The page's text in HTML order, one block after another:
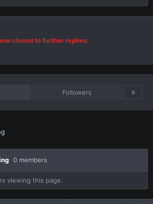
closed to further replies.
Followers 0
0 members
viewing this page.